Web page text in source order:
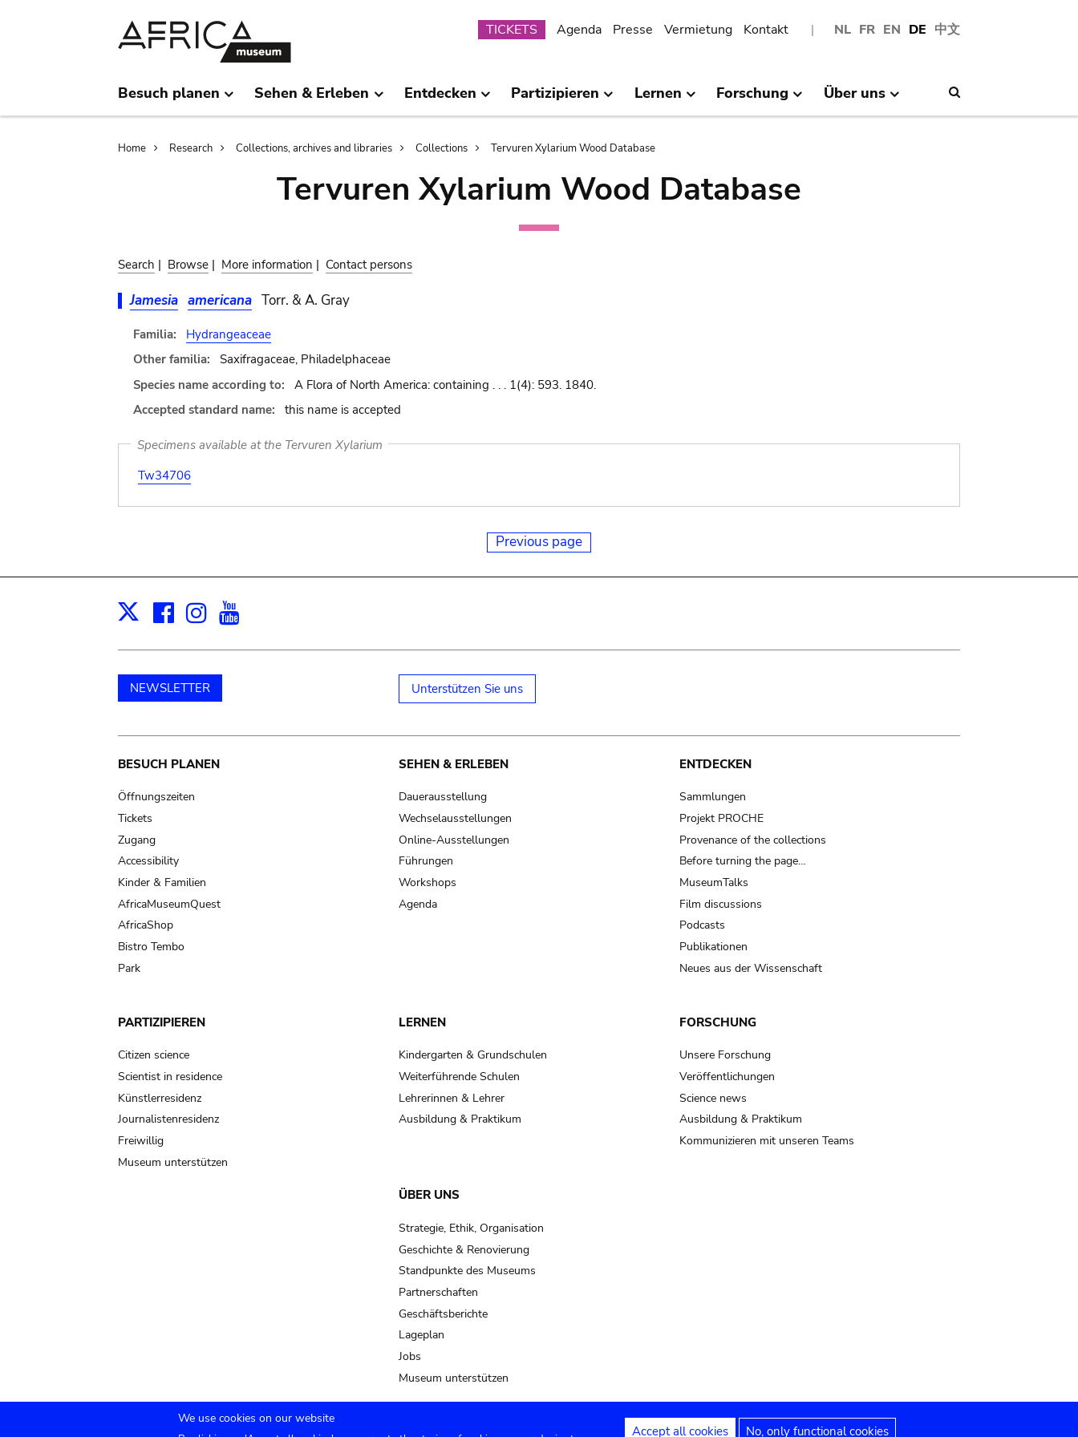
NL FR EN DE 中文
Submenu
TICKETS Agenda Presse Vermietung Kontakt
Besuch planen Sehen & Erleben Entdecken Partizipieren Lernen Forschung Über uns
Breadcrumb
Home Research Collections, archives and libraries Collections Tervuren Xylarium Wood Database
Tervuren Xylarium Wood Database
Search | Browse | More information | Contact persons
Jamesia americana Torr. & A. Gray
Familia:
Hydrangeaceae
Other familia:
Saxifragaceae, Philadelphaceae
Species name according to:
A Flora of North America: containing . . . 1(4): 593. 1840.
Accepted standard name:
this name is accepted
Specimens available at the Tervuren Xylarium
Tw34706
Previous page
X Facebook
Instagram
NEWSLETTER Unterstützen Sie uns
Main
navigation
BESUCH PLANEN
Öffnungszeiten
Tickets
Zugang
Accessibility
Kinder & Familien
AfricaMuseumQuest
AfricaShop
Bistro Tembo
Park
SEHEN & ERLEBEN
Dauerausstellung
Wechselausstellungen
Online-Ausstellungen
Führungen
Workshops
Agenda
ENTDECKEN
Sammlungen
Projekt PROCHE
Provenance of the collections
Before turning the page…
MuseumTalks
Film discussions
Podcasts
Publikationen
Neues aus der Wissenschaft
PARTIZIPIEREN
Citizen science
Scientist in residence
Künstlerresidenz
Journalistenresidenz
Freiwillig
Museum unterstützen
LERNEN
Kindergarten & Grundschulen
Weiterführende Schulen
Lehrerinnen & Lehrer
Ausbildung & Praktikum
FORSCHUNG
Unsere Forschung
Veröffentlichungen
Science news
Ausbildung & Praktikum
Kommunizieren mit unseren Teams
ÜBER UNS
Strategie, Ethik, Organisation
Geschichte & Renovierung
Standpunkte des Museums
Partnerschaften
Geschäftsberichte
Lageplan
Jobs
Museum unterstützen
We use cookies on our website
Accept all cookies No, only functional cookies